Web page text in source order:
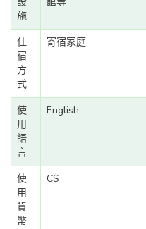
施
住
宿
方
式
寄宿家庭
使
用
語
言
English
使
用
貨
幣
C$